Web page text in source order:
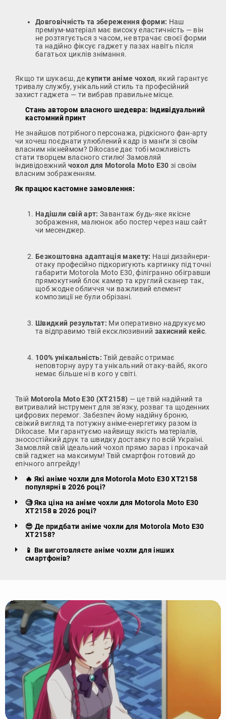
Довговічність та збереження форми: Наш
преміум-матеріал має високу еластичність — він
не розтягується з часом, не втрачає своєї форми
та надійно фіксує гаджет у пазах навіть після
багатьох циклів знімання.
Якщо ти шукаєш, де купити аніме чохол, який гарантує
тривалу службу, унікальний стиль та професійний
захист гаджета — ти вибрав правильне місце.
Стань автором власного шедевра: Індивідуальний
кастомний принт
Не знайшов потрібного персонажа, рідкісного фан-арту
чи хочеш поєднати улюблений кадр із манґи зі своїм
власним нікнеймом? Dikocase дає тобі можливість
стати творцем власного стилю! Замовляй
індивідовжний чохол для Motorola Moto E30 зі своїм
власним зображенням.
Як працює кастомне замовлення:
Надішли свій арт: Завантаж будь-яке якісне
зображення, малюнок або постер через наш сайт
чи месенджер.
Безкоштовна адаптація макету: Наші дизайнери-
отаку професійно підкоригують картинку під точні
габарити Motorola Moto E30, філігранно обігравши
прямокутний блок камер та круглий сканер так,
щоб жодне обличчя чи важливий елемент
композиції не були обрізані.
Швидкий результат: Ми оперативно надрукуємо
та відправимо твій ексклюзивний захисний кейс.
100% унікальність: Твій девайс отримає
неповторну ауру та унікальний отаку-вайб, якого
немає більше ні в кого у світі.
Твій Motorola Moto E30 (XT2158) — це твій надійний та
витривалий інструмент для зв'язку, розваг та щоденних
цифрових перемог. Забезпеч йому надійну броню,
свіжий вигляд та потужну аніме-енергетику разом із
Dikocase. Ми гарантуємо найвищу якість матеріалів,
зносостійкий друк та швидку доставку по всій Україні.
Замовляй свій ідеальний чохол прямо зараз і прокачай
свій гаджет на максимум! Твій смартфон готовий до
епічного апгрейду!
🔥 Які аніме чохли для Motorola Moto E30 XT2158
популярні в 2026 році?
🧐 Яка ціна на аніме чохли для Motorola Moto E30
XT2158 в 2026 році?
😎 Де придбати аніме чохли для Motorola Moto E30
XT2158?
📱 Ви виготовляєте аніме чохли для інших
смартфонів?